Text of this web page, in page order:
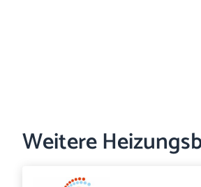
Weitere